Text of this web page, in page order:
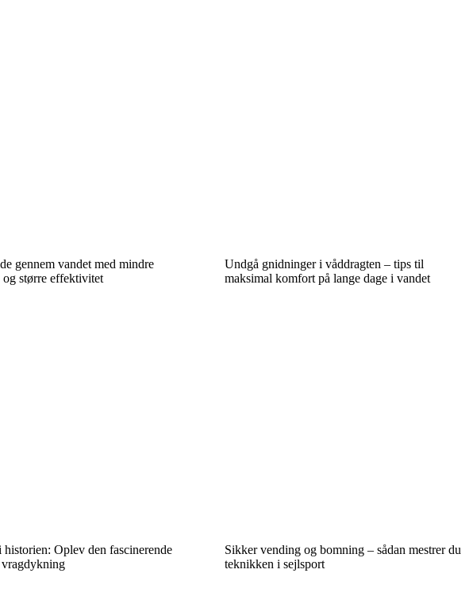
gennem vandet med mindre
og større effektivitet
Undgå gnidninger i våddragten – tips til
maksimal komfort på lange dage i vandet
Oplev den fascinerende
Sikker vending og bomning – sådan mestrer du
teknikken i sejlsport